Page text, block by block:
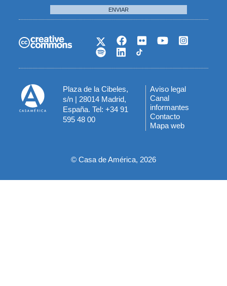
ENVIAR
Plaza de la Cibeles,
s/n | 28014 Madrid,
España. Tel: +34 91
595 48 00
Menú
del
pie
Aviso legal
Canal
informantes
Contacto
Mapa web
© Casa de América, 2026